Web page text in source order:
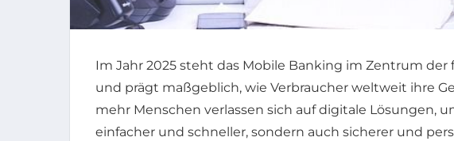
Im Jahr 2025 steht das Mobile Banking im Zentrum der
und prägt maßgeblich, wie Verbraucher weltweit ihre
mehr Menschen verlassen sich auf digitale Lösungen,
einfacher und schneller, sondern auch sicherer und